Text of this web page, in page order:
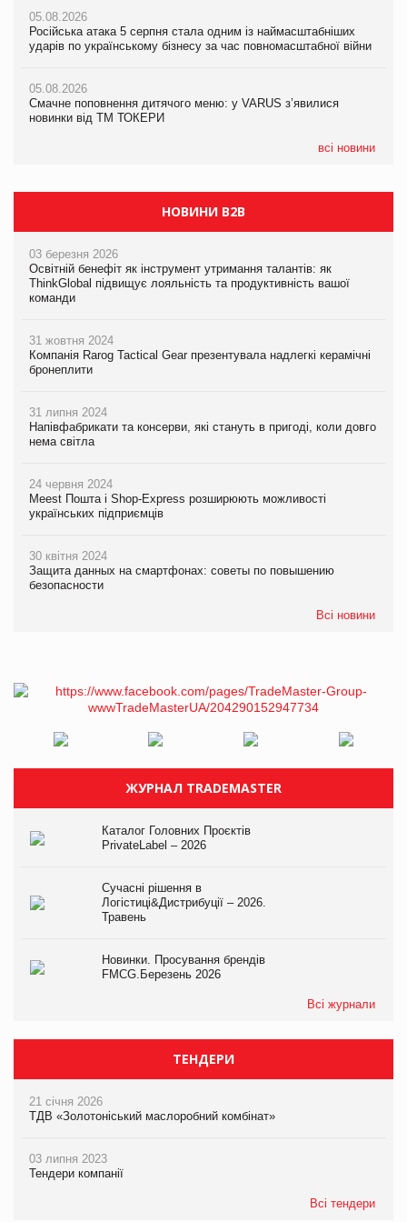
05.08.2026
Російська атака 5 серпня стала одним із наймасштабніших
ударів по українському бізнесу за час повномасштабної війни
05.08.2026
Смачне поповнення дитячого меню: у VARUS з’явилися
новинки від ТМ ТОКЕРИ
всі новини
05.08.2026
Російська атака 5 серпня стала одним із наймасштабніших
ударів по українському бізнесу за час повномасштабної війни
05.08.2026
Смачне поповнення дитячого меню: у VARUS з’явилися
новинки від ТМ ТОКЕРИ
продуктів
НОВИНИ B2B
03 березня 2026
Освітній бенефіт як інструмент утримання талантів: як
ThinkGlobal підвищує лояльність та продуктивність вашої
команди
31 жовтня 2024
Компанія Rarog Tactical Gear презентувала надлегкі керамічні
бронеплити
31 липня 2024
Напівфабрикати та консерви, які стануть в пригоді, коли довго
нема світла
24 червня 2024
Meest Пошта і Shop-Express розширюють можливості
українських підприємців
30 квітня 2024
Защита данных на смартфонах: советы по повышению
безопасности
Всі новини
ЖУРНАЛ TRADEMASTER
Каталог Головних Проєктів
PrivateLabel – 2026
Сучасні рішення в
Логістиці&Дистрибуції – 2026.
Травень
Новинки. Просування брендів
FMCG.Березень 2026
Всі журнали
ТЕНДЕРИ
21 січня 2026
ТДВ «Золотоніський маслоробний комбінат»
03 липня 2023
Тендери компанії
Всі тендери